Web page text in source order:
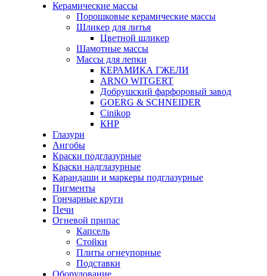
Керамические массы
Порошковые керамические массы
Шликер для литья
Цветной шликер
Шамотные массы
Массы для лепки
КЕРАМИКА ГЖЕЛИ
ARNO WITGERT
Добрушский фарфоровый завод
GOERG & SCHNEIDER
Cinikop
КНР
Глазури
Ангобы
Краски подглазурные
Краски надглазурные
Карандаши и маркеры подглазурные
Пигменты
Гончарные круги
Печи
Огневой припас
Капсель
Стойки
Плиты огнеупорные
Подставки
Оборудование